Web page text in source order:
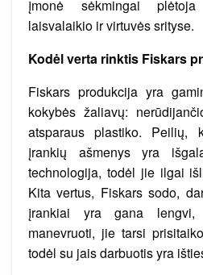
įmonė sėkmingai
laisvalaikio ir virtuvės srityse.
Kodėl verta rinktis Fiskars
Fiskars produkcija yra
kokybės žaliavų:
atsparaus plastiko. Peilių,
įrankių ašmenys yra
technologija, todėl jie ilgai
Kita vertus, Fiskars sodo,
įrankiai yra gana
manevruoti, jie tarsi
todėl su jais darbuotis yra